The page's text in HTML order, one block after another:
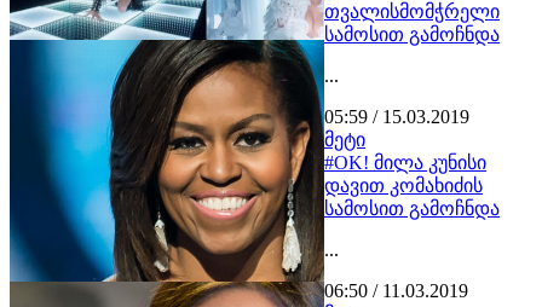
თვალისმომჭრელი
სამოსით გამოჩნდა
...
05:59 / 15.03.2019
მეტი
#OK! მილა კუნისი
დავით კომახიძის
სამოსით გამოჩნდა
...
06:50 / 11.03.2019